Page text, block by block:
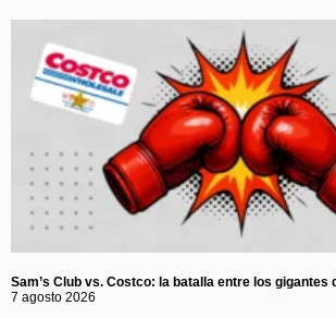
Sam’s Club vs. Costco: la batalla entre los gigantes
7 agosto 2026